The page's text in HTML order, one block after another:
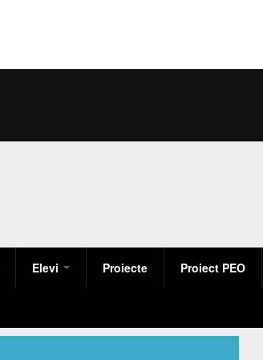
Elevi
Consiliul elevilor
Structura
Proiecte Proiect PEO